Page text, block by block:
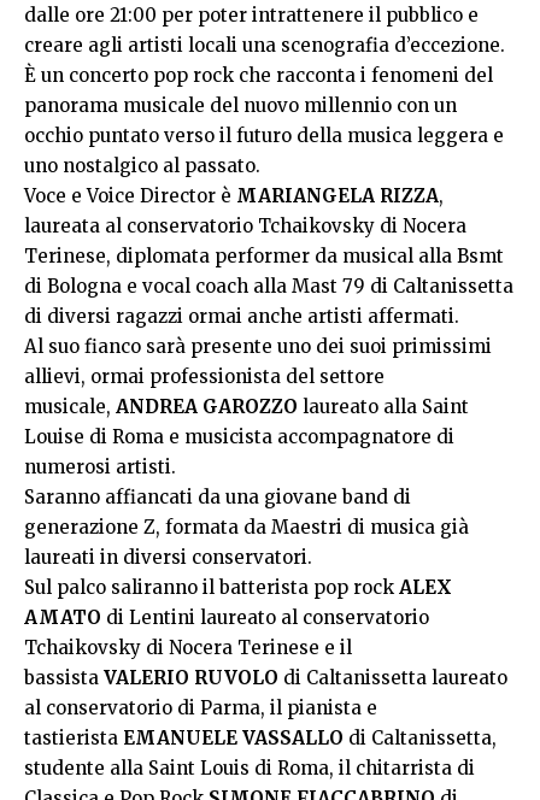
dalle ore 21:00 per poter intrattenere il pubblico e
creare agli artisti locali una scenografia d’eccezione.
È un concerto pop rock che racconta i fenomeni del
panorama musicale del nuovo millennio con un
occhio puntato verso il futuro della musica leggera e
uno nostalgico al passato.
Voce e Voice Director è MARIANGELA RIZZA,
laureata al conservatorio Tchaikovsky di Nocera
Terinese, diplomata performer da musical alla Bsmt
di Bologna e vocal coach alla Mast 79 di Caltanissetta
di diversi ragazzi ormai anche artisti affermati.
Al suo fianco sarà presente uno dei suoi primissimi
allievi, ormai professionista del settore
musicale, ANDREA GAROZZO laureato alla Saint
Louise di Roma e musicista accompagnatore di
numerosi artisti.
Saranno affiancati da una giovane band di
generazione Z, formata da Maestri di musica già
laureati in diversi conservatori.
Sul palco saliranno il batterista pop rock ALEX
AMATO di Lentini laureato al conservatorio
Tchaikovsky di Nocera Terinese e il
bassista VALERIO RUVOLO di Caltanissetta laureato
al conservatorio di Parma, il pianista e
tastierista EMANUELE VASSALLO di Caltanissetta,
studente alla Saint Louis di Roma, il chitarrista di